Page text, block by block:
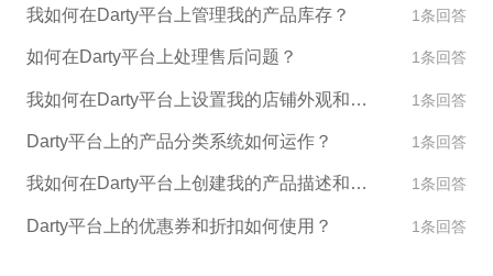
我如何在Darty平台上管理我的产品库存？ 1条回答
如何在Darty平台上处理售后问题？ 1条回答
我如何在Darty平台上设置我的店铺外观和设计？ 1条回答
Darty平台上的产品分类系统如何运作？ 1条回答
我如何在Darty平台上创建我的产品描述和图片？ 1条回答
Darty平台上的优惠券和折扣如何使用？ 1条回答